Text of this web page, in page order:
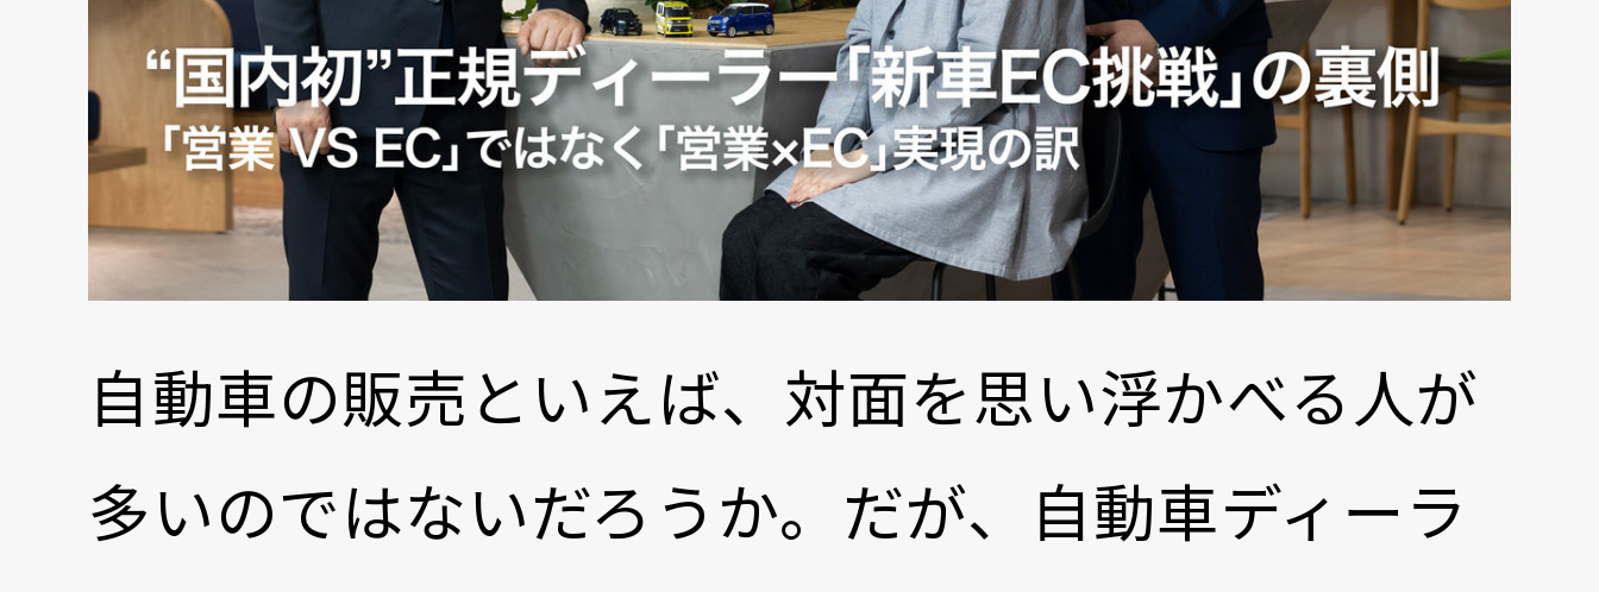
自動車の販売といえば、対面を思い浮かべる人が
多いのではないだろうか。だが、自動車ディーラ